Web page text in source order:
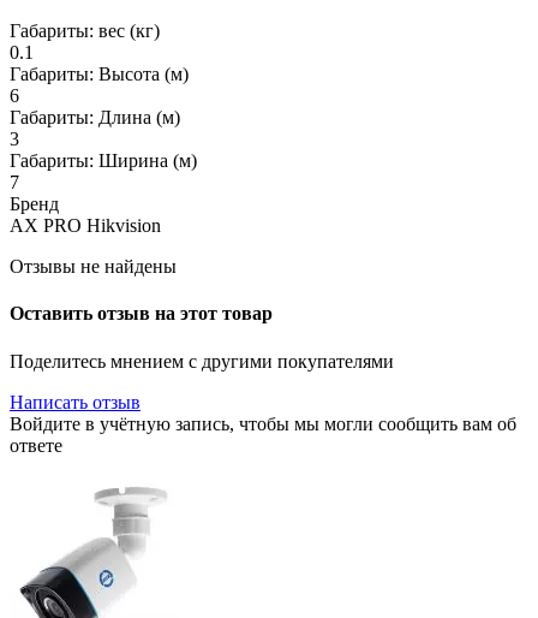
Габариты: вес (кг)
0.1
Габариты: Высота (м)
6
Габариты: Длина (м)
3
Габариты: Ширина (м)
7
Бренд
AX PRO Hikvision
Отзывы не найдены
Оставить отзыв на этот товар
Поделитесь мнением с другими покупателями
Написать отзыв
Войдите в учётную запись, чтобы мы могли сообщить вам об
ответе